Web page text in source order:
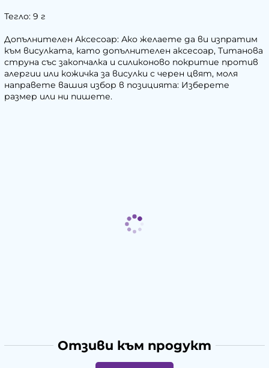
Тегло: 9 г
Допълнителен Аксесоар: Ако желаете да ви изпратим
към висулката, като допълнителен аксесоар, Титанова
струна със закопчалка и силиконово покритие против
алергии или кожичка за висулки с черен цвят, моля
направете вашия избор в позицията: Изберете
размер или ни пишете.
Отзиви към продукт